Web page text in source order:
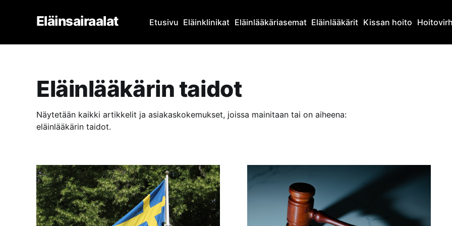
Eläinsairaalat Etusivu Eläinklinikat Eläinlääkäriasemat Eläinlääkärit Kissan hoito
Eläinlääkärin taidot
Näytetään kaikki artikkelit ja asiakaskokemukset, joissa mainitaan tai on aiheena:
eläinlääkärin taidot.